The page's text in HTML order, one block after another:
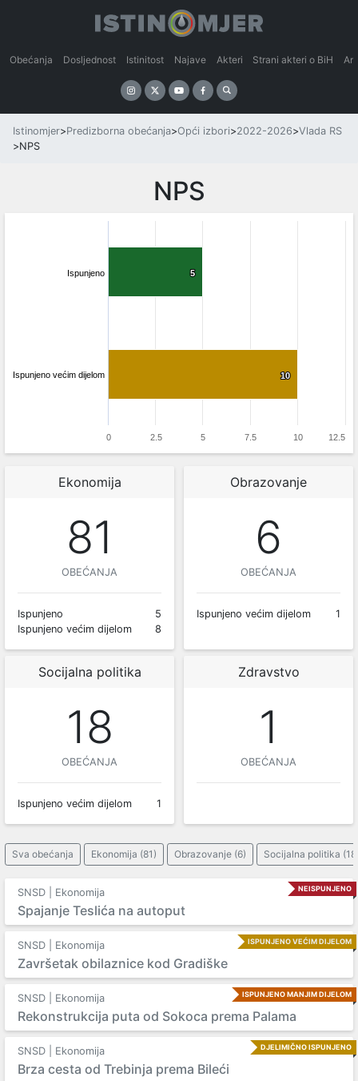
Obećanja Dosljednost Istinitost Najave Akteri Strani akteri o BiH
Istinomjer>Predizborna obećanja>Opći izbori>2022-2026>Vlada RS
>NPS
NPS
5
5
10
10
0 10
2.5 5 7.5 12.5
Ispunjeno
Ispunjeno većim dijelom
Ekonomija
81
OBEĆANJA
Ispunjeno
5
Ispunjeno većim dijelom
8
Obrazovanje
6
OBEĆANJA
Ispunjeno većim dijelom 1
Socijalna politika
18
OBEĆANJA
Ispunjeno većim dijelom 1
Zdravstvo
1
OBEĆANJA
Sva obećanja Ekonomija (81) Obrazovanje (6) Socijalna politika
NEISPUNJENO
SNSD | Ekonomija
Spajanje Teslića na autoput
ISPUNJENO VEĆIM DIJELOM
SNSD | Ekonomija
Završetak obilaznice kod Gradiške
ISPUNJENO MANJIM DIJELOM
SNSD | Ekonomija
Rekonstrukcija puta od Sokoca prema Palama
DJELIMIČNO ISPUNJENO
SNSD | Ekonomija
Brza cesta od Trebinja prema Bileći